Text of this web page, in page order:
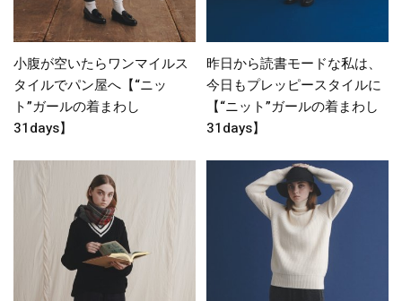
小腹が空いたらワンマイルス
タイルでパン屋へ【“ニッ
ト”ガールの着まわし
31days】
昨日から読書モードな私は、
今日もプレッピースタイルに
【“ニット”ガールの着まわし
31days】